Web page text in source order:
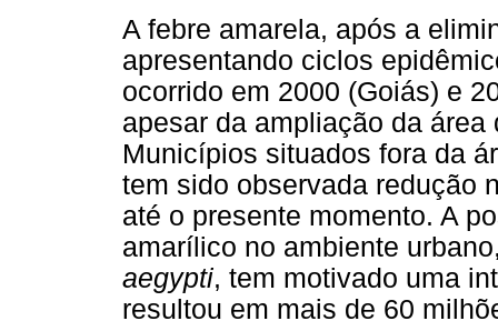
A febre amarela, após a
apresentando ciclos
ocorrido em 2000 (Goiás) e
apesar da ampliação da
Municípios situados fora da
tem sido observada redução
até o presente momento. A
amarílico no ambiente
aegypti, tem motivado uma
resultou em mais de 60